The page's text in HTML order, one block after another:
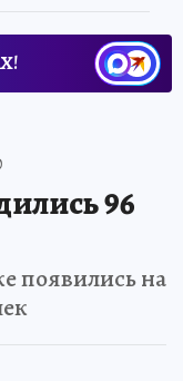
96
появились на